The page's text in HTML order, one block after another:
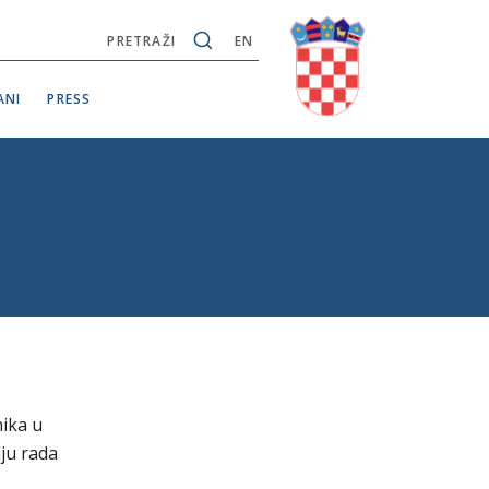
EN
PRETRAŽI
PRESS
u
rada